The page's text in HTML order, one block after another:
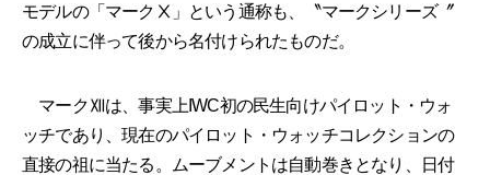
モデルの「マークⅩ」という通称も、〝マークシリーズ〞
の成立に伴って後から名付けられたものだ。
マークⅫは、事実上IWC初の民生向けパイロット・ウォ
ッチであり、現在のパイロット・ウォッチコレクションの
直接の祖に当たる。ムーブメントは自動巻きとなり、日付